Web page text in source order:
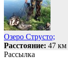
Озеро Струсто;
Расстояние: 47 км
Рассылка